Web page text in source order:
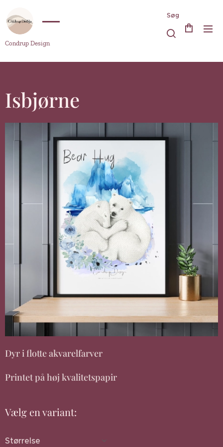
Condrup Design
Søg
Isbjørne
Dyr i flotte akvarelfarver
Printet på høj kvalitetspapir
Vælg en variant:
Størrelse